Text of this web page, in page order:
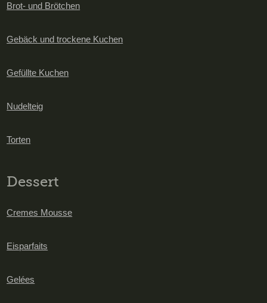
Brot- und Brötchen
Gebäck und trockene Kuchen
Gefüllte Kuchen
Nudelteig
Torten
Dessert
Cremes Mousse
Eisparfaits
Gelées